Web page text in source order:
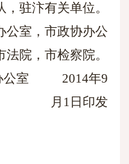
，驻汴有关单位。
室，市政协办公
法院，市检察院。
公室 2014年9
月1日印发